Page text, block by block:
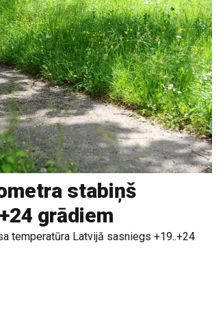
stabiņš
grādiem
temperatūra Latvijā sasniegs +19..+24